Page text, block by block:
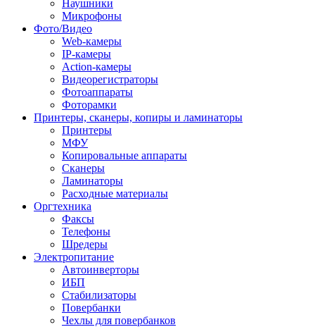
Наушники
Микрофоны
Фото/Видео
Web-камеры
IP-камеры
Action-камеры
Видеорегистраторы
Фотоаппараты
Фоторамки
Принтеры, сканеры, копиры и ламинаторы
Принтеры
МФУ
Копировальные аппараты
Сканеры
Ламинаторы
Расходные материалы
Оргтехника
Факсы
Телефоны
Шредеры
Электропитание
Автоинверторы
ИБП
Стабилизаторы
Повербанки
Чехлы для повербанков